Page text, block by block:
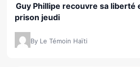
Guy Phillipe recouvre sa liberté
prison jeudi
By Le Témoin Haïti